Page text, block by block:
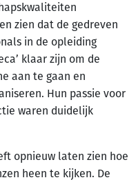
zien dat de gedreven
in de opleiding
klaar zijn om de
aan te gaan en
Hun passie voor
waren duidelijk
opnieuw laten zien hoe
heen te kijken. De